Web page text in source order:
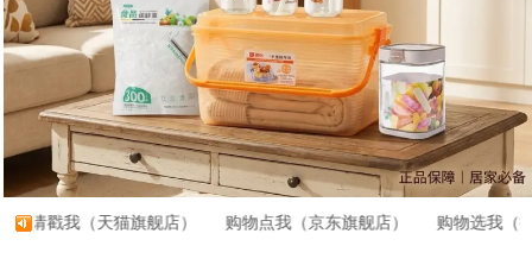
戳我（天猫旗舰店） 购物点我（京东旗舰店） 购物选我（拼多